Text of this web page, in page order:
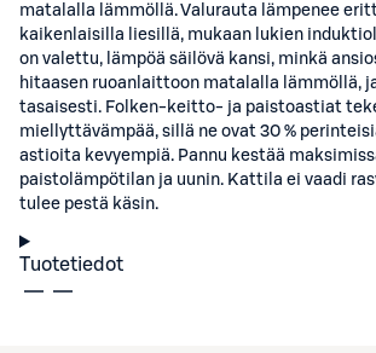
matalalla lämmöllä. Valurauta lämpenee
kaikenlaisilla liesillä, mukaan lukien
on valettu, lämpöä säilövä kansi, minkä
hitaasen ruoanlaittoon matalalla lämmöllä,
tasaisesti. Folken-keitto- ja paistoastiat
miellyttävämpää, sillä ne ovat 30 %
astioita kevyempiä. Pannu kestää
paistolämpötilan ja uunin. Kattila ei vaadi
tulee pestä käsin.
Tuotetiedot